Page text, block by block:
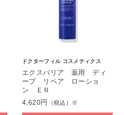
ドクターフィル コスメティクス
エクスバリア 薬用 ディ
ープ リペア ローショ
ン ＥＲ
4,620円
（税込）※